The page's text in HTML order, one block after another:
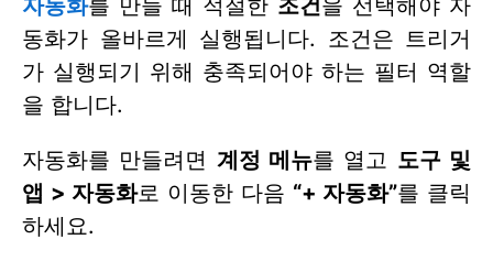
자동화를 만들 때 적절한 조건을 선택해야 자
동화가 올바르게 실행됩니다. 조건은 트리거
가 실행되기 위해 충족되어야 하는 필터 역할
을 합니다.
자동화를 만들려면 계정 메뉴를 열고 도구 및
앱 > 자동화로 이동한 다음 “+ 자동화”를 클릭
하세요.